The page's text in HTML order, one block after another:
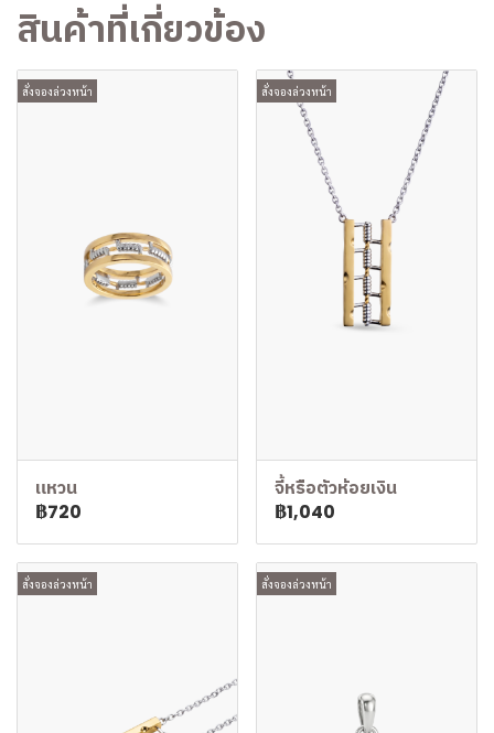
สินค้าที่เกี่ยวข้อง
สั่งจองล่วงหน้า
แหวน
฿720
สั่งจองล่วงหน้า
จี้หรือตัวห้อยเงิน
฿1,040
สั่งจองล่วงหน้า สั่งจองล่วงหน้า